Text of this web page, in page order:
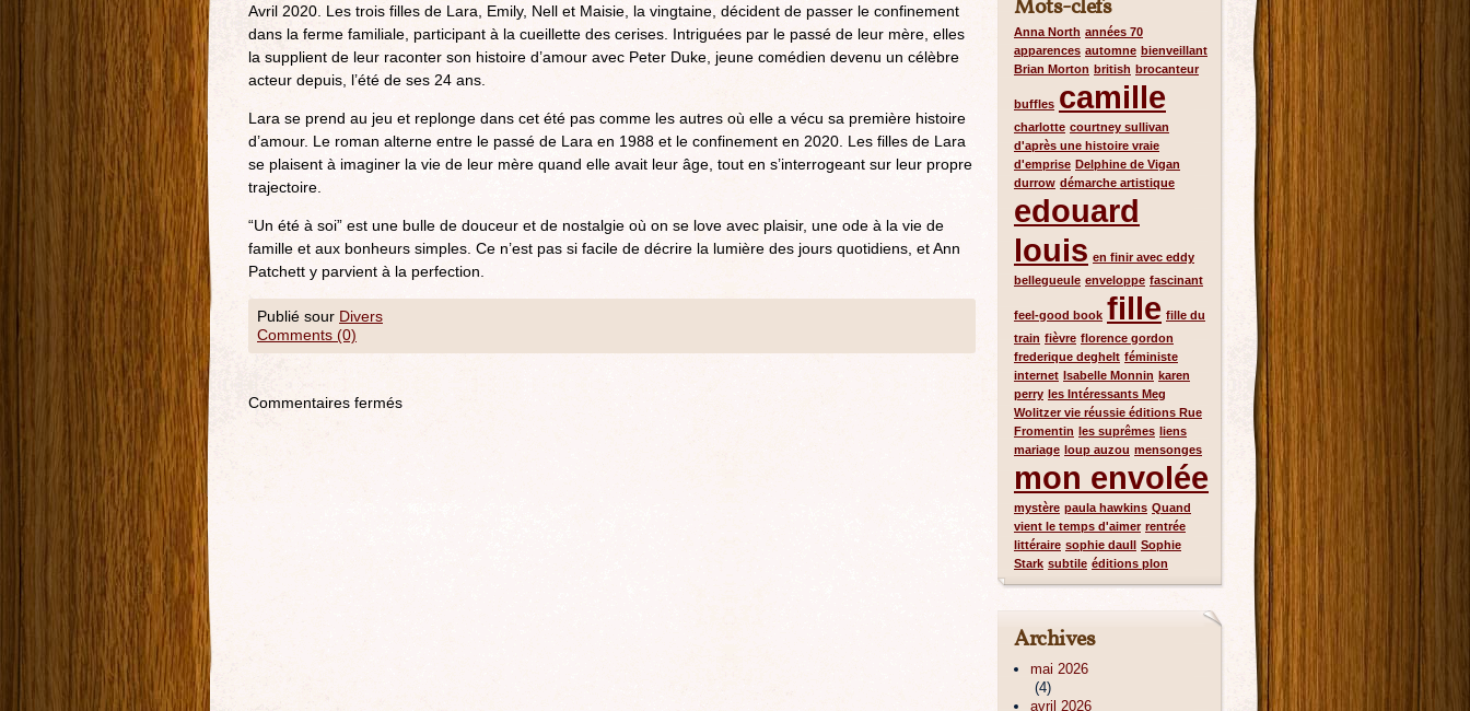
Avril 2020. Les trois filles de Lara, Emily, Nell et Maisie, la vingtaine, décident de passer le confinement
dans la ferme familiale, participant à la cueillette des cerises. Intriguées par le passé de leur mère, elles
la supplient de leur raconter son histoire d’amour avec Peter Duke, jeune comédien devenu un célèbre
acteur depuis, l’été de ses 24 ans.
Lara se prend au jeu et replonge dans cet été pas comme les autres où elle a vécu sa première histoire
d’amour. Le roman alterne entre le passé de Lara en 1988 et le confinement en 2020. Les filles de Lara
se plaisent à imaginer la vie de leur mère quand elle avait leur âge, tout en s’interrogeant sur leur propre
trajectoire.
“Un été à soi” est une bulle de douceur et de nostalgie où on se love avec plaisir, une ode à la vie de
famille et aux bonheurs simples. Ce n’est pas si facile de décrire la lumière des jours quotidiens, et Ann
Patchett y parvient à la perfection.
Publié sour Divers
Comments (0)
Commentaires fermés
Mots-clefs
Anna North années 70
apparences automne bienveillant
Brian Morton british brocanteur
buffles camille
charlotte courtney sullivan
d'après une histoire vraie
d'emprise Delphine de Vigan
durrow démarche artistique
edouard
louis en finir avec eddy
bellegueule enveloppe fascinant
feel-good book fille fille du
train fièvre florence gordon
frederique deghelt féministe
internet Isabelle Monnin karen
perry les Intéressants Meg
Wolitzer vie réussie éditions Rue
Fromentin les suprêmes liens
mariage loup auzou mensonges
mon envolée
mystère paula hawkins Quand
vient le temps d'aimer rentrée
littéraire sophie daull Sophie
Stark subtile éditions plon
Archives
mai 2026
(4)
avril 2026